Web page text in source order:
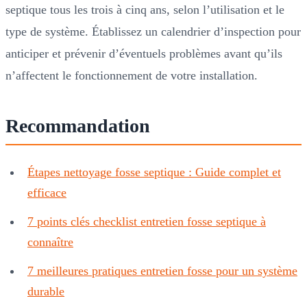
septique tous les trois à cinq ans, selon l’utilisation et le
type de système. Établissez un calendrier d’inspection pour
anticiper et prévenir d’éventuels problèmes avant qu’ils
n’affectent le fonctionnement de votre installation.
Recommandation
Étapes nettoyage fosse septique : Guide complet et
efficace
7 points clés checklist entretien fosse septique à
connaître
7 meilleures pratiques entretien fosse pour un système
durable